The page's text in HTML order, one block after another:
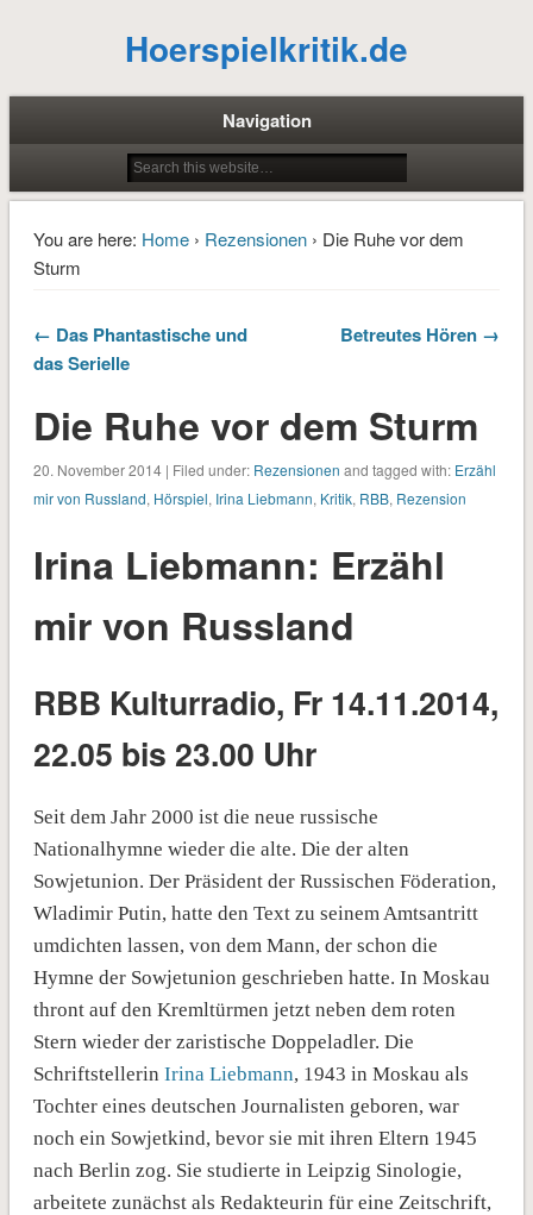
Hoerspielkritik.de
Navigation
You are here: Home› Rezensionen› Die Ruhe vor dem
Sturm
← Das Phantastische und
das Serielle
Betreutes Hören →
Die Ruhe vor dem Sturm
20. November 2014 | Filed under: Rezensionen and tagged with: Erzähl
mir von Russland, Hörspiel, Irina Liebmann, Kritik, RBB, Rezension
Irina Liebmann: Erzähl
mir von Russland
RBB Kulturradio, Fr 14.11.2014,
22.05 bis 23.00 Uhr
Seit dem Jahr 2000 ist die neue russische
Nationalhymne wieder die alte. Die der alten
Sowjetunion. Der Präsident der Russischen Föderation,
Wladimir Putin, hatte den Text zu seinem Amtsantritt
umdichten lassen, von dem Mann, der schon die
Hymne der Sowjetunion geschrieben hatte. In Moskau
thront auf den Kremltürmen jetzt neben dem roten
Stern wieder der zaristische Doppeladler. Die
Schriftstellerin Irina Liebmann, 1943 in Moskau als
Tochter eines deutschen Journalisten geboren, war
noch ein Sowjetkind, bevor sie mit ihren Eltern 1945
nach Berlin zog. Sie studierte in Leipzig Sinologie,
arbeitete zunächst als Redakteurin für eine Zeitschrift,